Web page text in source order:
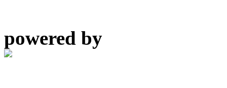
powered by